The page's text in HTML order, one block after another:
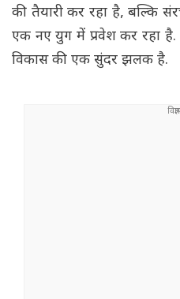
की तैयारी कर रहा है, बल्कि
एक नए युग में प्रवेश कर रहा है.
विकास की एक सुंदर झलक है.